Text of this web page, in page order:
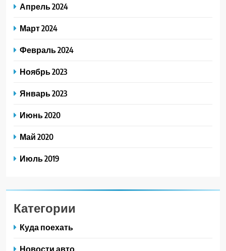
Апрель 2024
Март 2024
Февраль 2024
Ноябрь 2023
Январь 2023
Июнь 2020
Май 2020
Июль 2019
Категории
Куда поехать
Новости авто